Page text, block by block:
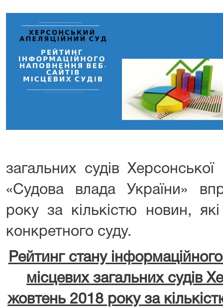
загальних судів
«Судова влада України»
року за кількістю новин, які
конкретного суду.
Рейтинг стану
місцевих загальних судів
жовтень 2018 року за